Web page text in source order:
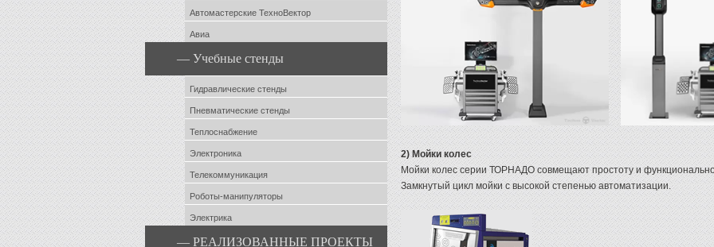
Автомастерские ТехноВектор
Авиа
— Учебные стенды
Гидравлические стенды
Пневматические стенды
Теплоснабжение
Электроника
Телекоммуникация
Роботы-манипуляторы
Электрика
— РЕАЛИЗОВАННЫЕ ПРОЕКТЫ
2) Мойки колес
Мойки колес серии ТОРНАДО совмещают простоту и
Замкнутый цикл мойки с высокой степенью автоматизации.